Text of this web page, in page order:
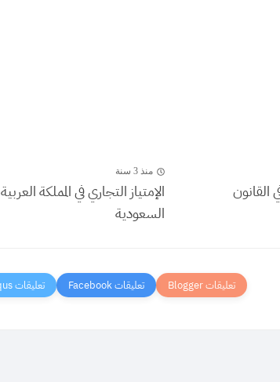
القانون
منذ 3 سنة
الإمتياز التجاري في المملكة العربية
السعودية